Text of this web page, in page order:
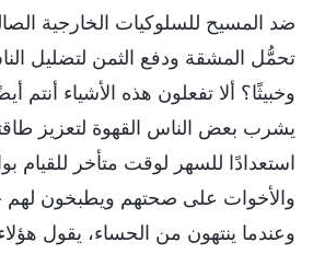
ضد المسيح للسلوكيات الخارجية
تحمُّل المشقة ودفع الثمن لتضليل
وخبيثًا؟ ألا تفعلون هذه الأشياء أنتم
يشرب بعض الناس القهوة لتعزيز
استعدادًا للسهر لوقت متأخر للقيام
والأخوات على صحتهم ويطبخون لهم
وعندما ينتهون من الحساء، يقول